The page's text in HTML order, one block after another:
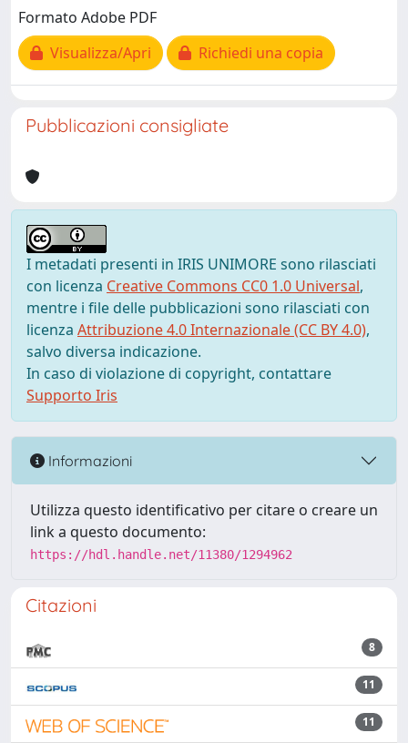
Formato Adobe PDF
Visualizza/Apri
Richiedi una copia
Pubblicazioni consigliate
I metadati presenti in IRIS UNIMORE sono rilasciati
con licenza Creative Commons CC0 1.0 Universal,
mentre i file delle pubblicazioni sono rilasciati con
licenza Attribuzione 4.0 Internazionale (CC BY 4.0),
salvo diversa indicazione.
In caso di violazione di copyright, contattare
Supporto Iris
Informazioni
Utilizza questo identificativo per citare o creare un
link a questo documento:
https://hdl.handle.net/11380/1294962
Citazioni
8
11
11